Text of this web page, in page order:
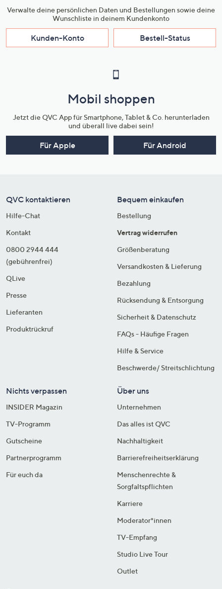
Verwalte deine persönlichen Daten und Bestellungen sowie deine
Wunschliste in deinem Kundenkonto
Kunden-Konto Bestell-Status
Mobil shoppen
Jetzt die QVC App für Smartphone, Tablet & Co. herunterladen
und überall live dabei sein!
Für Apple Für Android
QVC kontaktieren
Hilfe-Chat
Kontakt
0800 2944 444
(gebührenfrei)
QLive
Presse
Lieferanten
Produktrückruf
Bequem einkaufen
Bestellung
Vertrag widerrufen
Größenberatung
Versandkosten & Lieferung
Bezahlung
Rücksendung & Entsorgung
Sicherheit & Datenschutz
FAQs - Häufige Fragen
Hilfe & Service
Beschwerde/ Streitschlichtung
Nichts verpassen
INSIDER Magazin
TV-Programm
Gutscheine
Partnerprogramm
Für euch da
Über uns
Unternehmen
Das alles ist QVC
Nachhaltigkeit
Barrierefreiheitserklärung
Menschenrechte &
Sorgfaltspflichten
Karriere
Moderator*innen
TV-Empfang
Studio Live Tour
Outlet